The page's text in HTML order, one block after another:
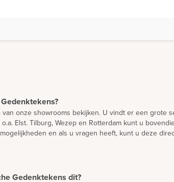
onze showrooms bekijken. U vindt er een grote
Elst. Tilburg, Wezep en Rotterdam kunt u
en als u vragen heeft, kunt u deze
plaatsen we monumenten in overleg ook in
kwaliteitseisen. Zij brengen vrijwel iedere week
waarin het materiaal beschikbaar is. Omdat wij
de 7 en 15 weken bedragen.
verwerken wij ideeën die u heeft in een
Gedenktekens dit?